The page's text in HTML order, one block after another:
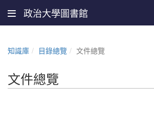
政治大學圖書館
知識庫 目錄總覽 文件總覽
文件總覽